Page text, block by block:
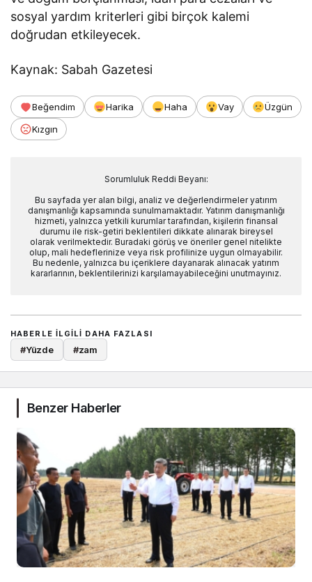
sosyal yardım kriterleri gibi birçok kalemi
doğrudan etkileyecek.
Kaynak: Sabah Gazetesi
Beğendim Harika Haha Vay
Üzgün
Kızgın
Sorumluluk Reddi Beyanı:
Bu sayfada yer alan bilgi, analiz ve değerlendirmeler yatırım
danışmanlığı kapsamında sunulmamaktadır. Yatırım danışmanlığı
hizmeti, yalnızca yetkili kurumlar tarafından, kişilerin finansal
durumu ile risk-getiri beklentileri dikkate alınarak bireysel
olarak verilmektedir. Buradaki görüş ve öneriler genel nitelikte
olup, mali hedeflerinize veya risk profilinize uygun olmayabilir.
Bu nedenle, yalnızca bu içeriklere dayanarak alınacak yatırım
kararlarının, beklentilerinizi karşılamayabileceğini unutmayınız.
HABERLE ILGILI DAHA FAZLASI
#Yüzde #zam
Benzer Haberler